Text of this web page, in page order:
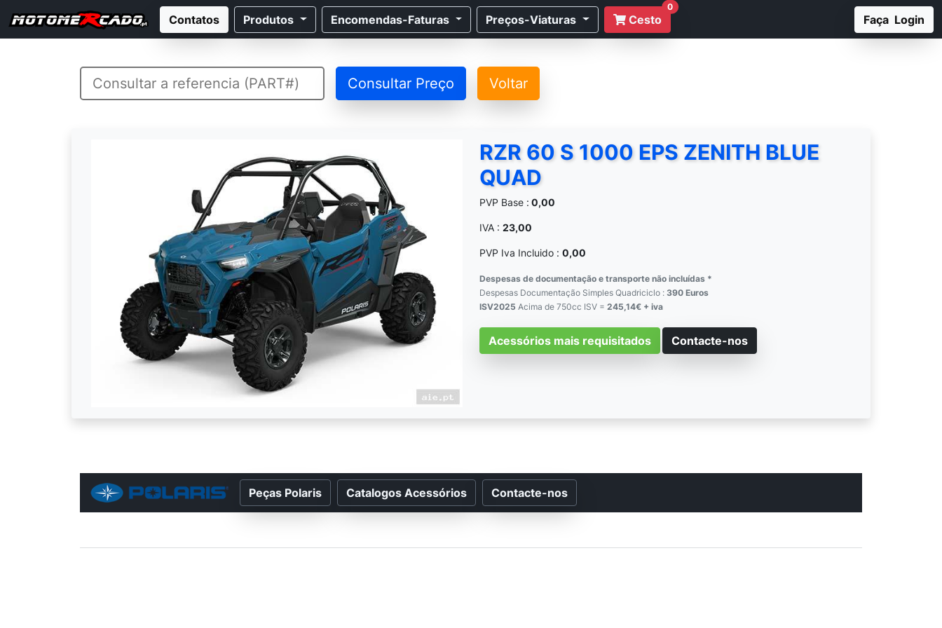
Contatos Produtos Encomendas-Faturas Preços-Viaturas Cesto
0
Faça Login
Consultar Preço Voltar
RZR 60 S 1000 EPS ZENITH BLUE
QUAD
PVP Base : 0,00
IVA : 23,00
PVP Iva Incluido : 0,00
Despesas de documentação e transporte não incluídas *
Despesas Documentação Simples Quadriciclo : 390 Euros
ISV2025 Acima de 750cc ISV = 245,14€ + iva
Acessórios mais requisitados Contacte-nos
Peças Polaris Catalogos Acessórios Contacte-nos